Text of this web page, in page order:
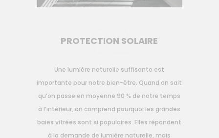
02
PROTECTION SOLAIRE
Une lumière naturelle suffisante est
importante pour notre bien-être. Quand on sait
qu’on passe en moyenne 90 % de notre temps
à l’intérieur, on comprend pourquoi les grandes
baies vitrées sont si populaires. Elles répondent
à la demande de lumière naturelle, mais